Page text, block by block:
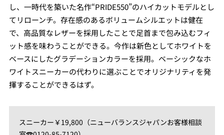
し、一時代を築いた名作“PRIDE550”のハイカットモデルとし
てリローンチ。存在感のあるボリュームシルエットは健在
で、高品質なレザーを採用したことで足首まで包み込むフィ
ット感を味わうことができる。今作は新色としてホワイトを
ベースにしたグラデーションカラーを採用。ベーシックなホ
ワイトスニーカーの代わりに選ぶことでオリジナリティを発
揮することができるはず。
スニーカー￥19,800（ニューバランスジャパンお客様相談